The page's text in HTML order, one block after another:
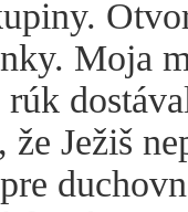
Moja
rúk
že Ježiš